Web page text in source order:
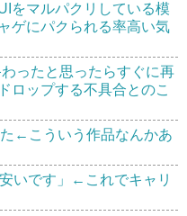
をマルパクリしている模
ゲにパクられる率高い気
ったと思ったらすぐに再
ロップする不具合とのこ
←こういう作品なんかあ
いです」←これでキャリ